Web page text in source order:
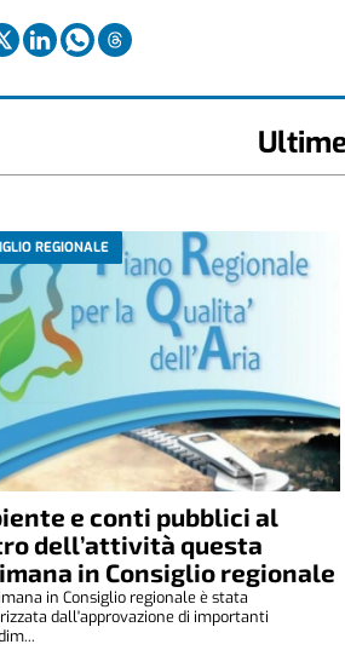
REGIONALE
e conti pubblici al
dell’attività questa
in Consiglio regionale
in Consiglio regionale è stata
dall'approvazione di importanti